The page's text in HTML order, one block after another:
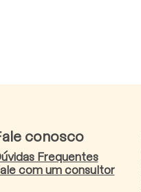
conosco
Frequentes
com um consultor